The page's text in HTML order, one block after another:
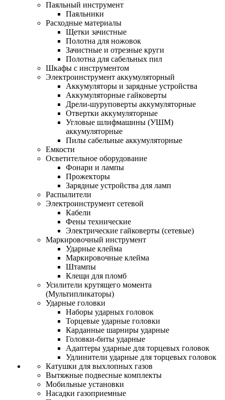
Паяльный инструмент
Паяльники
Расходные материалы
Щетки зачистные
Полотна для ножовок
Зачистные и отрезные круги
Полотна для сабельных пил
Шкафы с инструментом
Электроинструмент аккумуляторный
Аккумуляторы и зарядные устройства
Аккумуляторные гайковерты
Дрели-шуруповерты аккумуляторные
Отвертки аккумуляторные
Угловые шлифмашины (УШМ)
аккумуляторные
Пилы сабельные аккумуляторные
Емкости
Осветительное оборудование
Фонари и лампы
Прожекторы
Зарядные устройства для ламп
Распылители
Электроинструмент сетевой
Кабели
Фены технические
Электрические гайковерты (сетевые)
Маркировочный инструмент
Ударные клейма
Маркировочные клейма
Штампы
Клещи для пломб
Усилители крутящего момента
(Мультипликаторы)
Ударные головки
Наборы ударных головок
Торцевые ударные головки
Карданные шарниры ударные
Головки-биты ударные
Адаптеры ударные для торцевых головок
Удлинители ударные для торцевых головок
Катушки для выхлопных газов
Вытяжные подвесные комплекты
Мобильные установки
Насадки газоприемные